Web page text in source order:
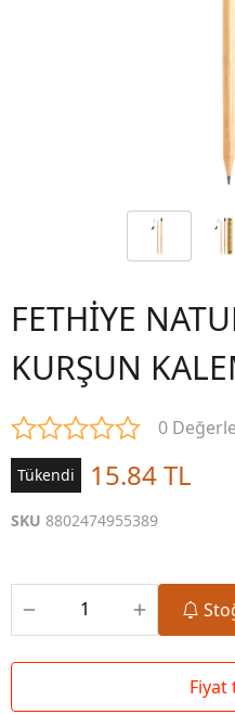
FETHİYE
KURŞUN
0
Tükendi 15.84 TL
SKU 8802474955389
Fiyat